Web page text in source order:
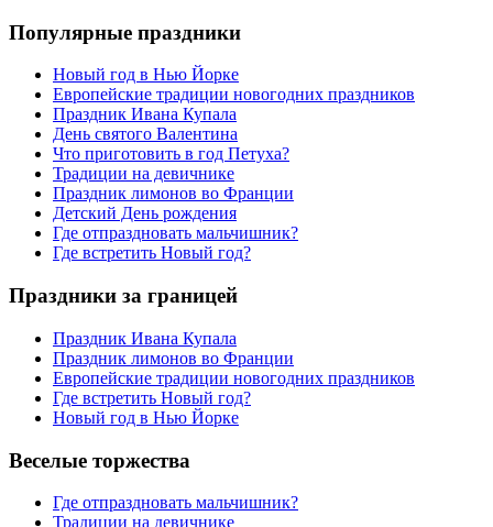
Популярные праздники
Новый год в Нью Йорке
Европейские традиции новогодних праздников
Праздник Ивана Купала
День святого Валентина
Что приготовить в год Петуха?
Традиции на девичнике
Праздник лимонов во Франции
Детский День рождения
Где отпраздновать мальчишник?
Где встретить Новый год?
Праздники за границей
Праздник Ивана Купала
Праздник лимонов во Франции
Европейские традиции новогодних праздников
Где встретить Новый год?
Новый год в Нью Йорке
Веселые торжества
Где отпраздновать мальчишник?
Традиции на девичнике